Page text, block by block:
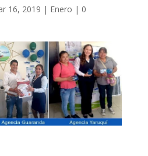
16, 2019 | Enero | 0